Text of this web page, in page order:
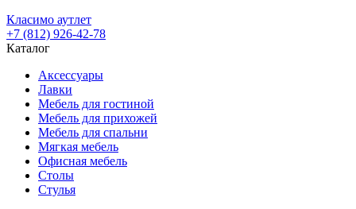
Класимо аутлет
+7 (812) 926-42-78
Каталог
Аксессуары
Лавки
Мебель для гостиной
Мебель для прихожей
Мебель для спальни
Мягкая мебель
Офисная мебель
Столы
Стулья